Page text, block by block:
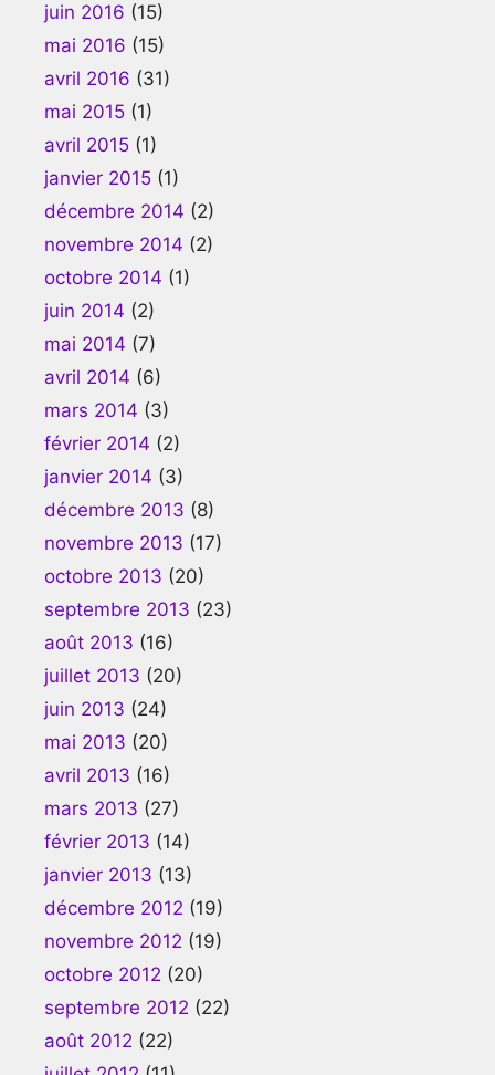
juin 2016 (15)
mai 2016 (15)
avril 2016 (31)
mai 2015 (1)
avril 2015 (1)
janvier 2015 (1)
décembre 2014 (2)
novembre 2014 (2)
octobre 2014 (1)
juin 2014 (2)
mai 2014 (7)
avril 2014 (6)
mars 2014 (3)
février 2014 (2)
janvier 2014 (3)
décembre 2013 (8)
novembre 2013 (17)
octobre 2013 (20)
septembre 2013 (23)
août 2013 (16)
juillet 2013 (20)
juin 2013 (24)
mai 2013 (20)
avril 2013 (16)
mars 2013 (27)
février 2013 (14)
janvier 2013 (13)
décembre 2012 (19)
novembre 2012 (19)
octobre 2012 (20)
septembre 2012 (22)
août 2012 (22)